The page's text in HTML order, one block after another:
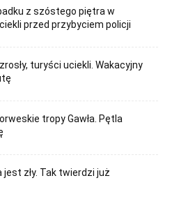
z szóstego piętra w
przed przybyciem policji
turyści uciekli. Wakacyjny
tropy Gawła. Pętla
zły. Tak twierdzi już